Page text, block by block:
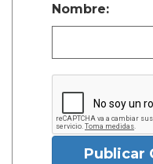
Nombre:
Publicar